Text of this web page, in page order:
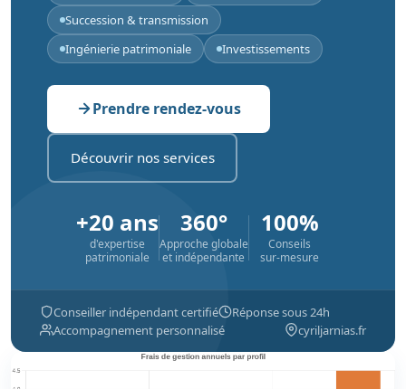
Succession & transmission
Ingénierie patrimoniale
Investissements
Prendre rendez-vous
Découvrir nos services
+20 ans
d'expertise
patrimoniale
360°
Approche globale
et indépendante
100%
Conseils
sur-mesure
Conseiller indépendant certifié
Réponse sous 24h
Accompagnement personnalisé
cyriljarnias.fr